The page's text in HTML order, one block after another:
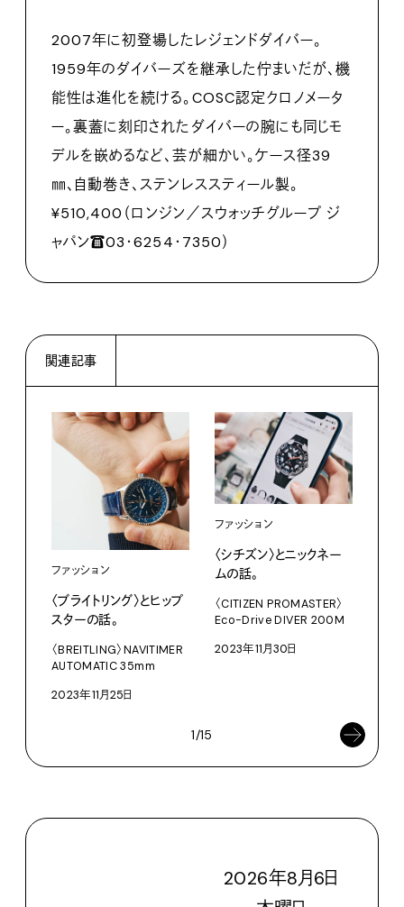
2007年に初登場したレジェンドダイバー。
1959年のダイバーズを継承した佇まいだが、機
能性は進化を続ける。COSC認定クロノメータ
ー。裏蓋に刻印されたダイバーの腕にも同じモ
デルを嵌めるなど、芸が細かい。ケース径39
㎜、自動巻き、ステンレススティール製。
¥510,400（ロンジン／スウォッチグループ ジ
ャパン☎03・6254・7350）
関連記事
ファッション
〈ブライトリング〉とヒップ
スターの話。
〈BREITLING〉NAVITIMER
AUTOMATIC 35mm
2023年11月25日
ファッション
〈シチズン〉とニックネー
ムの話。
〈CITIZEN PROMASTER〉
Eco-Drive DIVER 200M
2023年11月30日
1/15
2026年8月6日